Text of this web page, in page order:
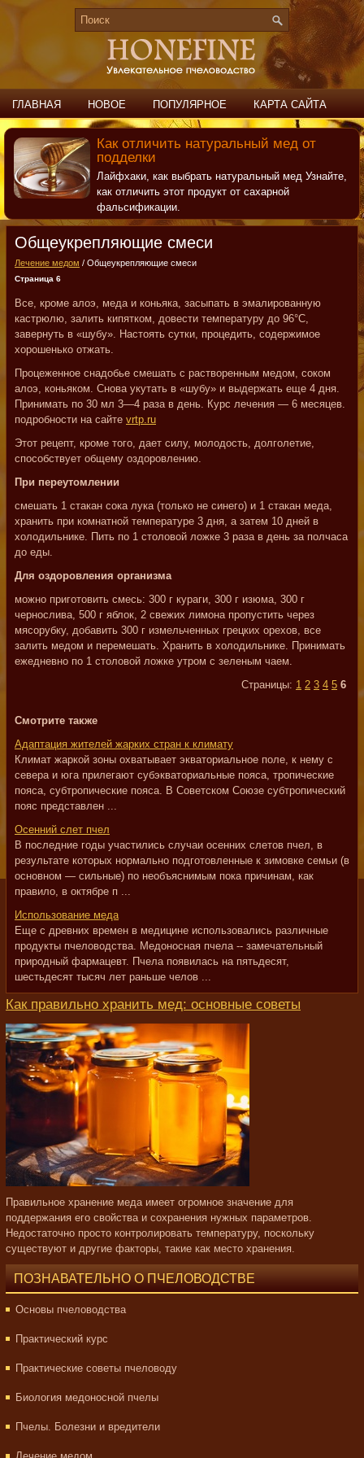
ГЛАВНАЯ НОВОЕ ПОПУЛЯРНОЕ КАРТА САЙТА
ПОИСК КОНТАКТЫ
Как отличить натуральный мед от
подделки
Лайфхаки, как выбрать натуральный мед Узнайте,
как отличить этот продукт от сахарной
фальсификации.
Общеукрепляющие смеси
Лечение медом / Общеукрепляющие смеси
Страница 6
Все, кроме алоэ, меда и коньяка, засыпать в эмалированную
кастрюлю, залить кипятком, довести температуру до 96°С,
завернуть в «шубу». Настоять сутки, процедить, содержимое
хорошенько отжать.
Процеженное снадобье смешать с растворенным медом, соком
алоэ, коньяком. Снова укутать в «шубу» и выдержать еще 4 дня.
Принимать по 30 мл 3—4 раза в день. Курс лечения — 6 месяцев.
подробности на сайте vrtp.ru
Этот рецепт, кроме того, дает силу, молодость, долголетие,
способствует общему оздоровлению.
При переутомлении
смешать 1 стакан сока лука (только не синего) и 1 стакан меда,
хранить при комнатной температуре 3 дня, а затем 10 дней в
холодильнике. Пить по 1 столовой ложке 3 раза в день за полчаса
до еды.
Для оздоровления организма
можно приготовить смесь: 300 г кураги, 300 г изюма, 300 г
чернослива, 500 г яблок, 2 свежих лимона пропустить через
мясорубку, добавить 300 г измельченных грецких орехов, все
залить медом и перемешать. Хранить в холодильнике. Принимать
ежедневно по 1 столовой ложке утром с зеленым чаем.
Страницы: 1 2 3 4 5 6
Смотрите также
Адаптация жителей жарких стран к климату
Климат жаркой зоны охватывает экваториальное поле, к нему с
севера и юга прилегают субэкваториальные пояса, тропические
пояса, субтропические пояса. В Советском Союзе субтропический
пояс представлен ...
Осенний слет пчел
В последние годы участились случаи осенних слетов пчел, в
результате которых нормально подготовленные к зимовке семьи (в
основном — сильные) по необъяснимым пока причинам, как
правило, в октябре п ...
Использование меда
Еще с древних времен в медицине использовались различные
продукты пчеловодства. Медоносная пчела -- замечательный
природный фармацевт. Пчела появилась на пятьдесят,
шестьдесят тысяч лет раньше челов ...
Как правильно хранить мед: основные советы
Правильное хранение меда имеет огромное значение для
поддержания его свойства и сохранения нужных параметров.
Недостаточно просто контролировать температуру, поскольку
существуют и другие факторы, такие как место хранения.
ПОЗНАВАТЕЛЬНО О ПЧЕЛОВОДСТВЕ
Основы пчеловодства
Практический курс
Практические советы пчеловоду
Биология медоносной пчелы
Пчелы. Болезни и вредители